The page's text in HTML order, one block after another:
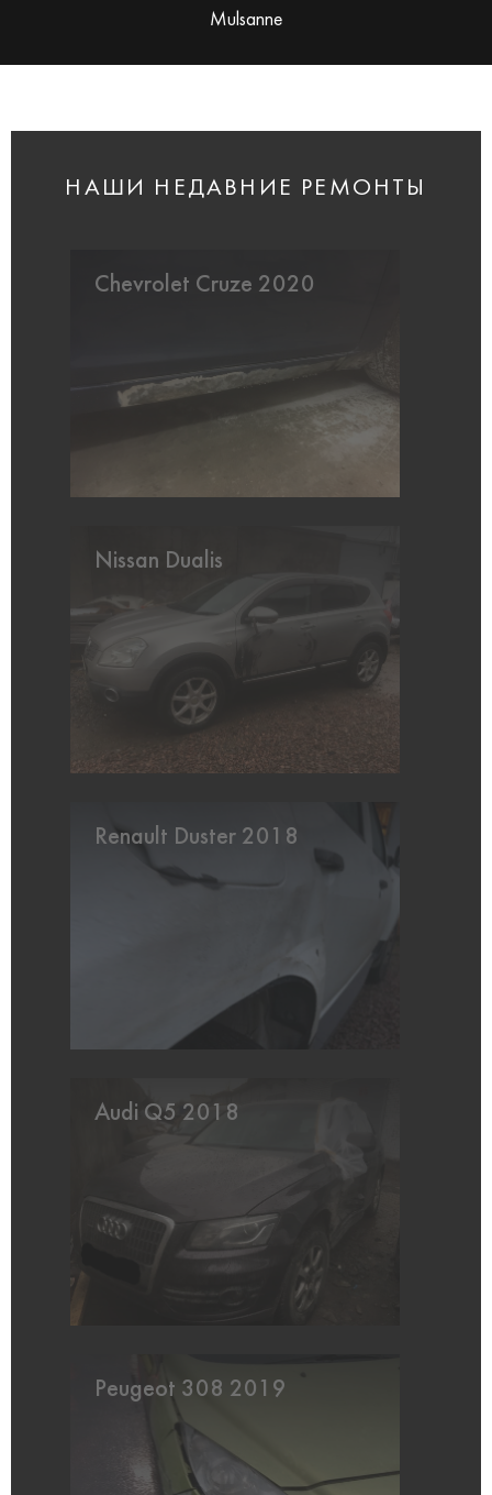
Mulsanne
НАШИ НЕДАВНИЕ РЕМОНТЫ
Chevrolet Cruze 2020
Nissan Dualis
Renault Duster 2018
Audi Q5 2018
Peugeot 308 2019